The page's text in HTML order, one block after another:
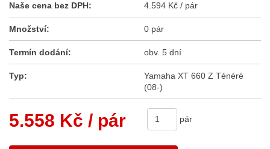
Naše cena bez DPH: 4.594 Kč / pár
Množství: 0 pár
Termín dodání: obv. 5 dní
Typ:
Yamaha XT 660 Z Ténéré
(08-)
5.558 Kč / pár pár